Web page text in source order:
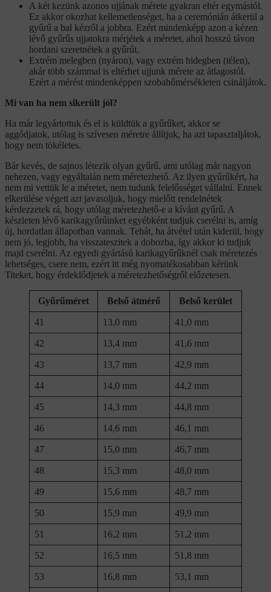
A két kezünk azonos ujjának mérete gyakran eltér egymástól.
Ez akkor okozhat kellemetlenséget, ha a ceremónián átkerül a
gyűrű a bal kézről a jobbra. Ezért mindenképp azon a kézen
lévő gyűrűs ujjatokra mérjétek a méretet, ahol hosszú távon
hordani szeretnétek a gyűrűt.
Extrém melegben (nyáron), vagy extrém hidegben (télen),
akár több számmal is eltérhet ujjunk mérete az átlagostól.
Ezért a mérést mindenképpen szobahőmérsékleten csináljátok.
Mi van ha nem sikerült jól?
Ha már legyártottuk és el is küldtük a gyűrűket, akkor se
aggódjatok, utólag is szívesen méretre állítjuk, ha azt tapasztaljátok,
hogy nem tökéletes.
Bár kevés, de sajnos létezik olyan gyűrű, ami utólag már nagyon
nehezen, vagy egyáltalán nem méretezhető. Az ilyen gyűrűkért, ha
nem mi vettük le a méretet, nem tudunk felelősséget vállalni. Ennek
elkerülése végett azt javasoljuk, hogy mielőtt rendelnétek
kérdezzetek rá, hogy utólag méretezhető-e a kívánt gyűrű. A
készleten lévő karikagyűrűinket egyébként tudjuk cserélni is, amíg
új, hordatlan állapotban vannak. Tehát, ha átvétel után kiderül, hogy
nem jó, legjobb, ha visszateszitek a dobozba, így akkor ki tudjuk
majd cserélni. Az egyedi gyártású karikagyűrűknél csak méretezés
lehetséges, csere nem, ezért itt még nyomatékosabban kérünk
Titeket, hogy érdeklődjetek a méretezhetőségről előzetesen.
Gyűrűméret Belső átmérő Belső kerület
41 13,0 mm 41,0 mm
42 13,4 mm 41,6 mm
43 13,7 mm 42,9 mm
44 14,0 mm 44,2 mm
45 14,3 mm 44,8 mm
46 14,6 mm 46,1 mm
47 15,0 mm 46,7 mm
48 15,3 mm 48,0 mm
49 15,6 mm 48,7 mm
50 15,9 mm 49,9 mm
51 16,2 mm 51,2 mm
52 16,5 mm 51,8 mm
53 16,8 mm 53,1 mm